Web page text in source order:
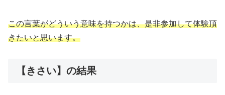
この言葉がどういう意味を持つかは、是非参加して体験頂
きたいと思います。
【きさい】の結果